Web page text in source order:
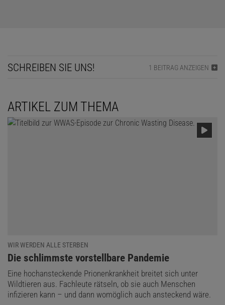
SCHREIBEN SIE UNS! 1 BEITRAG ANZEIGEN
ARTIKEL ZUM THEMA
WIR WERDEN ALLE STERBEN
:
Die schlimmste vorstellbare Pandemie
Eine hochansteckende Prionenkrankheit breitet sich unter
Wildtieren aus. Fachleute rätseln, ob sie auch Menschen
infizieren kann – und dann womöglich auch ansteckend wäre.